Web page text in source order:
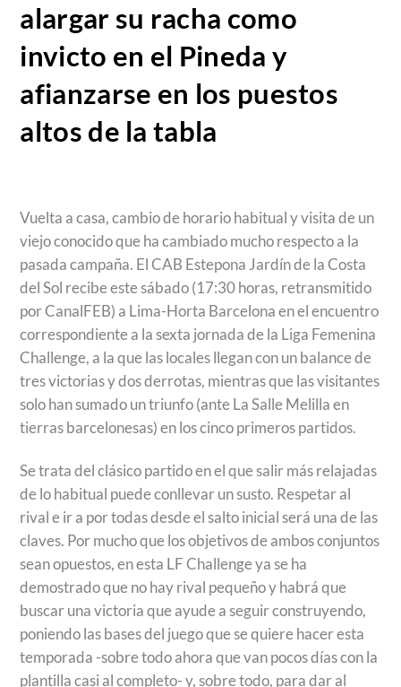
alargar su racha como
invicto en el Pineda y
afianzarse en los puestos
altos de la tabla
Vuelta a casa, cambio de horario habitual y visita de un
viejo conocido que ha cambiado mucho respecto a la
pasada campaña. El CAB Estepona Jardín de la Costa
del Sol recibe este sábado (17:30 horas, retransmitido
por CanalFEB) a Lima-Horta Barcelona en el encuentro
correspondiente a la sexta jornada de la Liga Femenina
Challenge, a la que las locales llegan con un balance de
tres victorias y dos derrotas, mientras que las visitantes
solo han sumado un triunfo (ante La Salle Melilla en
tierras barcelonesas) en los cinco primeros partidos.
Se trata del clásico partido en el que salir más relajadas
de lo habitual puede conllevar un susto. Respetar al
rival e ir a por todas desde el salto inicial será una de las
claves. Por mucho que los objetivos de ambos conjuntos
sean opuestos, en esta LF Challenge ya se ha
demostrado que no hay rival pequeño y habrá que
buscar una victoria que ayude a seguir construyendo,
poniendo las bases del juego que se quiere hacer esta
temporada -sobre todo ahora que van pocos días con la
plantilla casi al completo- y, sobre todo, para dar al